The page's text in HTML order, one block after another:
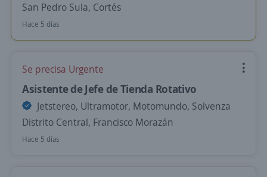
San Pedro Sula, Cortés
Hace 5 días
Se precisa Urgente
Asistente de Jefe de Tienda Rotativo
Jetstereo, Ultramotor, Motomundo, Solvenza
Distrito Central, Francisco Morazán
Hace 5 días